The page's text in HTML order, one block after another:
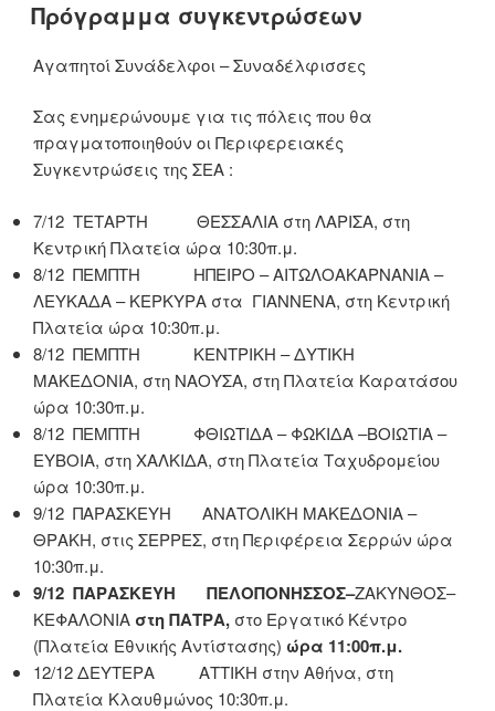
ΣΤΙΣ
Πρόγραμμα συγκεντρώσεων
Αγαπητοί Συνάδελφοι – Συναδέλφισσες
Σας ενημερώνουμε για τις πόλεις που θα
πραγματοποιηθούν οι Περιφερειακές
Συγκεντρώσεις της ΣΕΑ :
7/12 ΤΕΤΑΡΤΗ ΘΕΣΣΑΛΙΑ στη ΛΑΡΙΣΑ, στη
Κεντρική Πλατεία ώρα 10:30π.μ.
8/12 ΠΕΜΠΤΗ ΗΠΕΙΡΟ – ΑΙΤΩΛΟΑΚΑΡΝΑΝΙΑ –
ΛΕΥΚΑΔΑ – ΚΕΡΚΥΡΑ στα ΓΙΑΝΝΕΝΑ, στη Κεντρική
Πλατεία ώρα 10:30π.μ.
8/12 ΠΕΜΠΤΗ ΚΕΝΤΡΙΚΗ – ΔΥΤΙΚΗ
ΜΑΚΕΔΟΝΙΑ, στη ΝΑΟΥΣΑ, στη Πλατεία Καρατάσου
ώρα 10:30π.μ.
8/12 ΠΕΜΠΤΗ ΦΘΙΩΤΙΔΑ – ΦΩΚΙΔΑ –ΒΟΙΩΤΙΑ –
ΕΥΒΟΙΑ, στη ΧΑΛΚΙΔΑ, στη Πλατεία Ταχυδρομείου
ώρα 10:30π.μ.
9/12 ΠΑΡΑΣΚΕΥΗ ΑΝΑΤΟΛΙΚΗ ΜΑΚΕΔΟΝΙΑ –
ΘΡΑΚΗ, στις ΣΕΡΡΕΣ, στη Περιφέρεια Σερρών ώρα
10:30π.μ.
9/12 ΠΑΡΑΣΚΕΥΗ ΠΕΛΟΠΟΝΗΣΣΟΣ–ΖΑΚΥΝΘΟΣ–
ΚΕΦΑΛΟΝΙΑ στη ΠΑΤΡΑ, στο Εργατικό Κέντρο
(Πλατεία Εθνικής Αντίστασης) ώρα 11:00π.μ.
12/12 ΔΕΥΤΕΡΑ ΑΤΤΙΚΗ στην Αθήνα, στη
Πλατεία Κλαυθμώνος 10:30π.μ.